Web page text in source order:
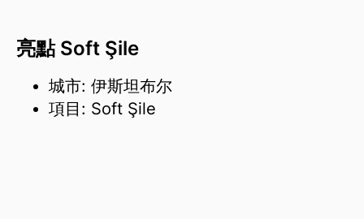
亮點 Soft Şile
城市: 伊斯坦布尔
項目: Soft Şile